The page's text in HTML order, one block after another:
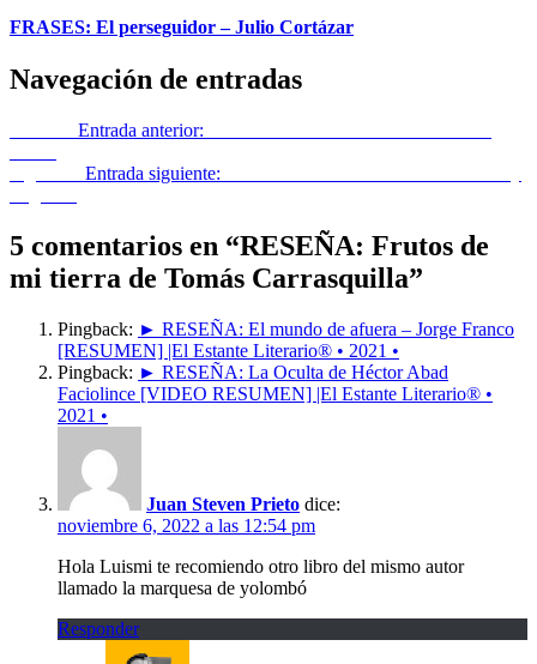
FRASES: El perseguidor – Julio Cortázar
Navegación de entradas
Entrada anterior:
Entrada siguiente:
5 comentarios en “RESEÑA: Frutos de
mi tierra de Tomás Carrasquilla”
Pingback: ► RESEÑA: El mundo de afuera – Jorge Franco
[RESUMEN] |El Estante Literario® • 2021 •
Pingback: ► RESEÑA: La Oculta de Héctor Abad
Faciolince [VIDEO RESUMEN] |El Estante Literario® •
2021 •
Juan Steven Prieto dice:
noviembre 6, 2022 a las 12:54 pm
Hola Luismi te recomiendo otro libro del mismo autor
llamado la marquesa de yolombó
Responder